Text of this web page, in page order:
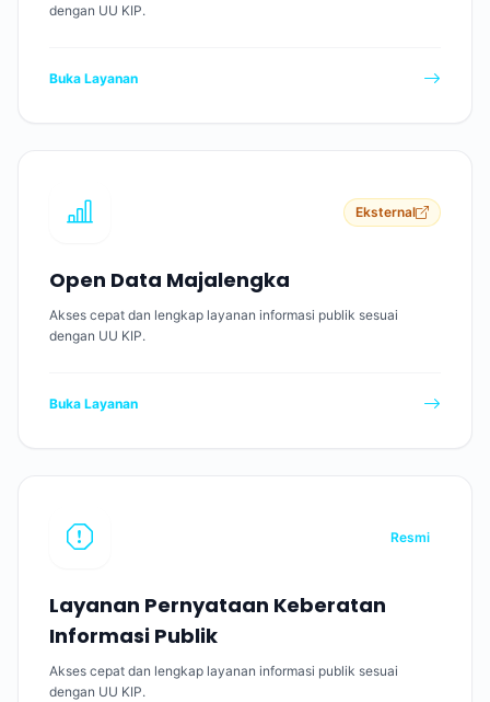
dengan UU KIP.
Buka Layanan
Eksternal
Open Data Majalengka
Akses cepat dan lengkap layanan informasi publik sesuai
dengan UU KIP.
Buka Layanan
Resmi
Layanan Pernyataan Keberatan
Informasi Publik
Akses cepat dan lengkap layanan informasi publik sesuai
dengan UU KIP.